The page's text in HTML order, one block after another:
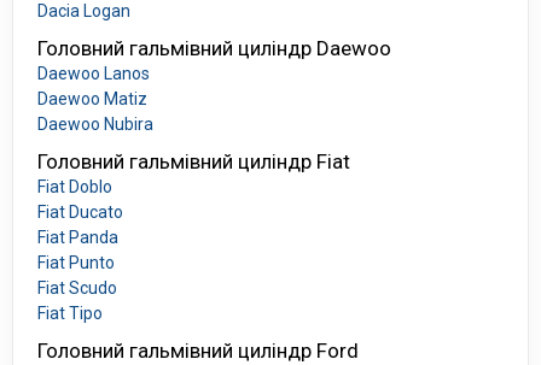
Dacia Logan
Головний гальмівний циліндр Daewoo
Daewoo Lanos
Daewoo Matiz
Daewoo Nubira
Головний гальмівний циліндр Fiat
Fiat Doblo
Fiat Ducato
Fiat Panda
Fiat Punto
Fiat Scudo
Fiat Tipo
Головний гальмівний циліндр Ford